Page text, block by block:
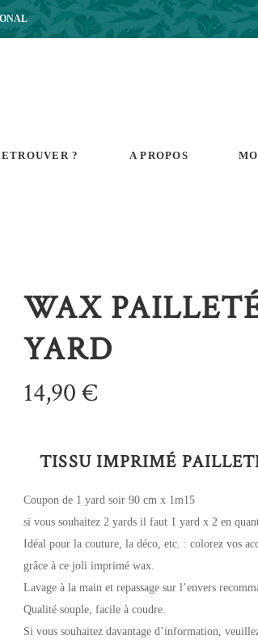
? A PROPOS
WAX
YARD
14,90€
TISSU IMPRIMÉ
Coupon de 1 yard soir 90 cm x 1m15
si vous souhaitez 2 yards il faut 1 yard x 2 en
Idéal pour la couture, la déco, etc. : colorez vos
grâce à ce joli imprimé wax.
Lavage à la main et repassage sur l’envers
Qualité souple, facile à coudre.
Si vous souhaitez davantage d’information,